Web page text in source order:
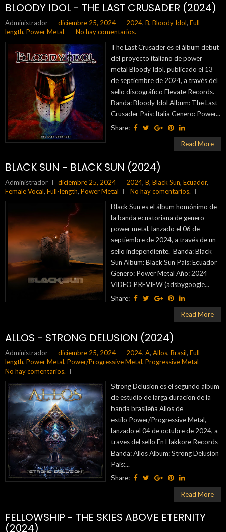
BLOODY IDOL - THE LAST CRUSADER (2024)
Administrador diciembre 25, 2024 2024, B, Bloody Idol, Full-
length, Power Metal
No hay comentarios.
The Last Crusader es el álbum debut
del proyecto italiano de power
metal Bloody Idol, publicado el 13
de septiembre de 2024, a través del
sello discográfico Elevate Records.
Banda: Bloody Idol Album: The Last
Crusader País: Italia Genero: Power...
Share:
Read More
BLACK SUN - BLACK SUN (2024)
Administrador diciembre 25, 2024 2024, B, Black Sun, Ecuador,
Female Vocal, Full-length, Power Metal
No hay comentarios.
Black Sun es el álbum homónimo de
la banda ecuatoriana de genero
power metal, lanzado el 06 de
septiembre de 2024, a través de un
sello independiente. Banda: Black
Sun Album: Black Sun País: Ecuador
Genero: Power Metal Año: 2024
VIDEO PREVIEW (adsbygoogle...
Share:
Read More
ALLOS - STRONG DELUSION (2024)
Administrador diciembre 25, 2024 2024, A, Allos, Brasil, Full-
length, Power Metal, Power/Progressive Metal, Progressive Metal
No hay comentarios.
Strong Delusion es el segundo album
de estudio de larga duracion de la
banda brasileña Allos de
estilo Power/Progressive Metal,
lanzado el 04 de octubre de 2024, a
traves del sello En Hakkore Records
Banda: Allos Album: Strong Delusion
País:...
Share:
Read More
FELLOWSHIP - THE SKIES ABOVE ETERNITY
(2024)